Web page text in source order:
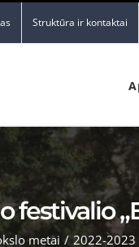
Struktūra ir kontaktai
festivalio
metai / 2022-2023